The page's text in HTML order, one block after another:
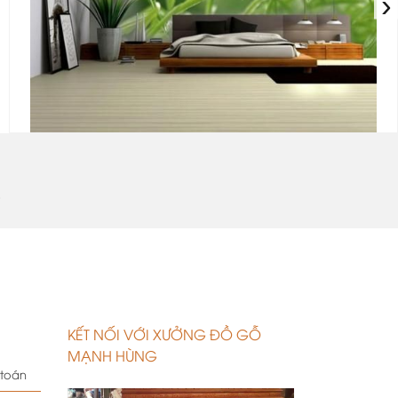
KẾT NỐI VỚI XƯỞNG ĐỒ GỖ
MẠNH HÙNG